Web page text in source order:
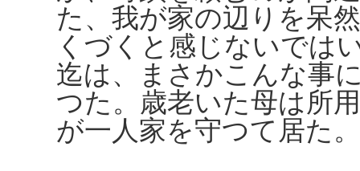
た、我が家の辺りを呆
くづくと感じないでは
迄は、まさかこんな事
つた。歳老いた母は所
が一人家を守つて居た。